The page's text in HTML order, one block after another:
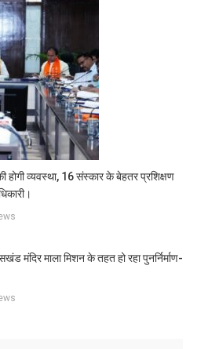
होगी व्यवस्था, 16 संस्कार के बेहतर प्रशिक्षण
मंदिर माला मिशन के तहत हो रहा पुनर्निर्माण-